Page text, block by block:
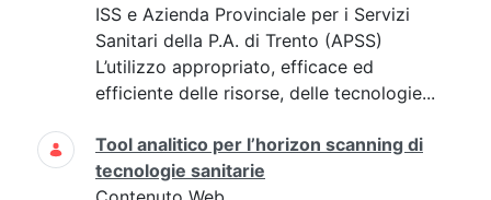
ISS e Azienda Provinciale per i Servizi
Sanitari della P.A. di Trento (APSS)
L’utilizzo appropriato, efficace ed
efficiente delle risorse, delle tecnologie...
Tool analitico per l’horizon scanning di
tecnologie sanitarie